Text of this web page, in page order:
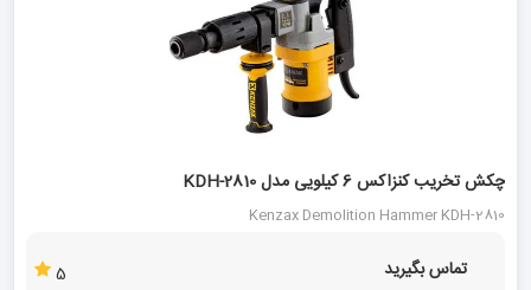
چکش تخریب کنزاکس 6 کیلویی مدل KDH-2810
Kenzax Demolition Hammer KDH-2810
تماس بگیرید 5